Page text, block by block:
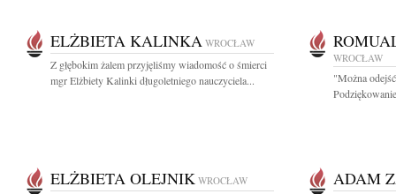
ELŻBIETA KALINKA WROCŁAW
Z głębokim żalem przyjęliśmy wiadomość o śmierci
mgr Elżbiety Kalinki długoletniego nauczyciela...
WROCŁAW
"Można
ELŻBIETA OLEJNIK WROCŁAW ADAM